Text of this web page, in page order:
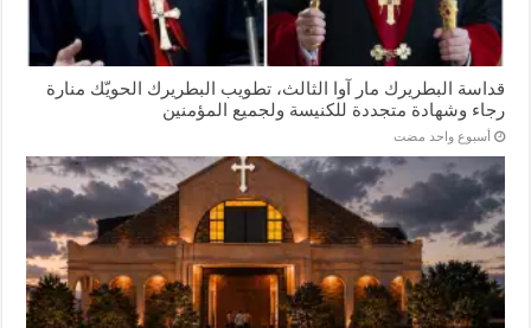
قداسة البطريرك مار آوا الثالث، تطويب البطريرك الحويّك منارة
رجاء وشهادة متجددة للكنيسة ولجميع المؤمنين
‏أسبوع واحد مضت